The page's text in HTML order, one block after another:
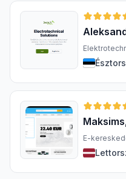
E-